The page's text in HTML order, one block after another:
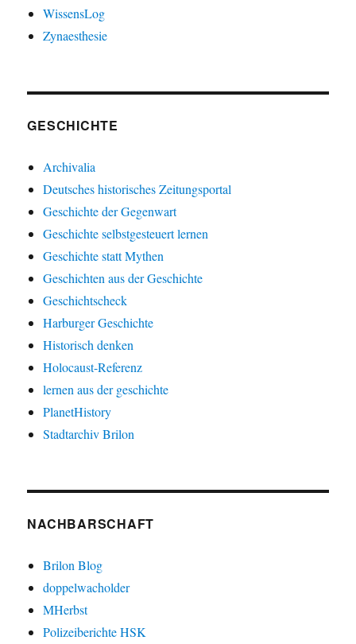
WissensLog
Zynaesthesie
GESCHICHTE
Archivalia
Deutsches historisches Zeitungsportal
Geschichte der Gegenwart
Geschichte selbstgesteuert lernen
Geschichte statt Mythen
Geschichten aus der Geschichte
Geschichtscheck
Harburger Geschichte
Historisch denken
Holocaust-Referenz
lernen aus der geschichte
PlanetHistory
Stadtarchiv Brilon
NACHBARSCHAFT
Brilon Blog
doppelwacholder
MHerbst
Polizeiberichte HSK